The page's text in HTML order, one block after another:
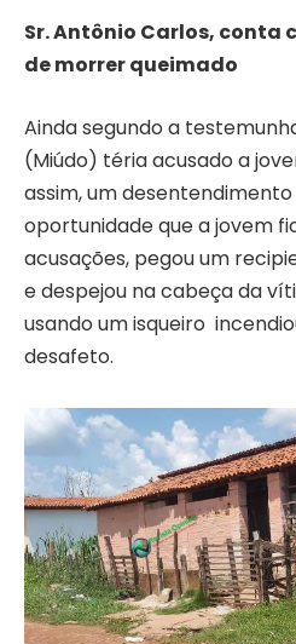
Sr. Antônio Carlos, conta
de morrer queimado
Ainda segundo a
(Miúdo) téria acusado a
assim, um
oportunidade que a jovem
acusações, pegou um
e despejou na cabeça da
usando um isqueiro
desafeto.